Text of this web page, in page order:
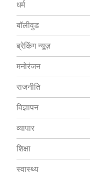
धर्म
बॉलीवुड
ब्रेकिंग न्यूज़
मनोरंजन
राजनीति
विज्ञापन
व्यापार
शिक्षा
स्वास्थ्य